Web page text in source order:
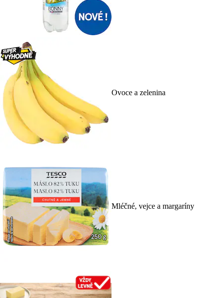
Ovoce a zelenina
Mléčné, vejce a margaríny